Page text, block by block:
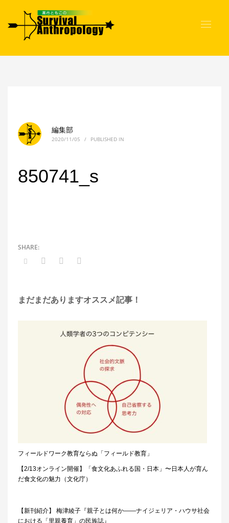
編集部
2020/11/05 / PUBLISHED IN
850741_s
まだまだありますオススメ記事！
フィールドワーク教育ならぬ「フィールド教育」
【2/13オンライン開催】「食文化あふれる国・日本」〜日本人が育ん
だ食文化の魅力（文化庁）
【新刊紹介】 梅津綾子『親子とは何か――ナイジェリア・ハウサ社会
における「里親養育」の民族誌』